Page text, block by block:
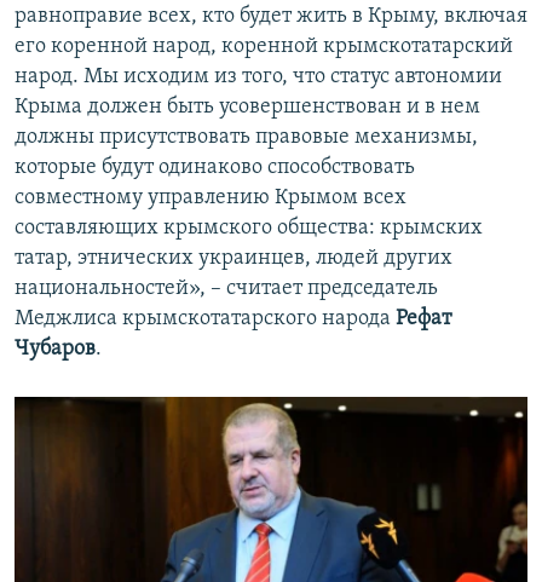
равноправие всех, кто будет жить в Крыму, включая
его коренной народ, коренной крымскотатарский
народ. Мы исходим из того, что статус автономии
Крыма должен быть усовершенствован и в нем
должны присутствовать правовые механизмы,
которые будут одинаково способствовать
совместному управлению Крымом всех
составляющих крымского общества: крымских
татар, этнических украинцев, людей других
национальностей», – считает председатель
Меджлиса крымскотатарского народа Рефат
Чубаров.